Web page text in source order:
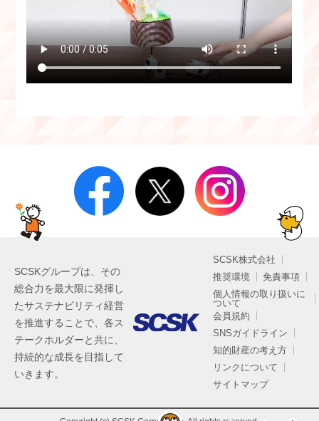
SCSKグループは、その
総合力を最大限に発揮し
たサステナビリティ経営
を推進することで、各ス
テークホルダーと共に、
持続的な成長を目指して
いきます。
SCSK株式会社
推奨環境
免責事項
個人情報の取り扱いに
ついて
会員規約
SNSガイドライン
知的財産の考え方
リンクについて
サイトマップ